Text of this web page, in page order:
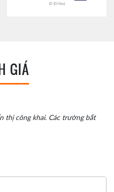
(0 Đ/lite)
GIÁ
thị công khai. Các trường bắt